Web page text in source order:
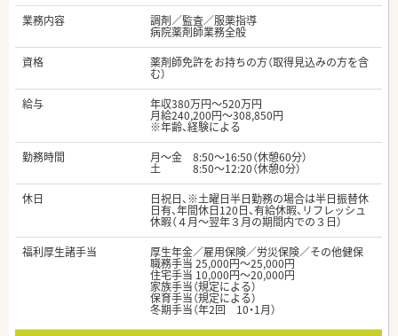
業務内容
調剤／監査／服薬指導
病院薬剤師業務全般
資格
薬剤師免許をお持ちの方（取得見込みの方を含
む）
給与
年収380万円～520万円
月給240,200円～308,850円
※年齢、経験による
勤務時間
月～金 8:50～16:50（休憩60分）
土 8:50～12:20（休憩0分）
休日
日祝日、※土曜日半日勤務の場合は半日振替休
日有、年間休日120日、有給休暇、リフレッシュ
休暇（４月〜翌年３月の期間内での３日）
福利厚生諸手当
厚生年金／雇用保険／労災保険／その他健保
職務手当 25,000円〜25,000円
住宅手当 10,000円〜20,000円
家族手当（規定による）
保育手当（規定による）
冬期手当（年2回 10・1月）